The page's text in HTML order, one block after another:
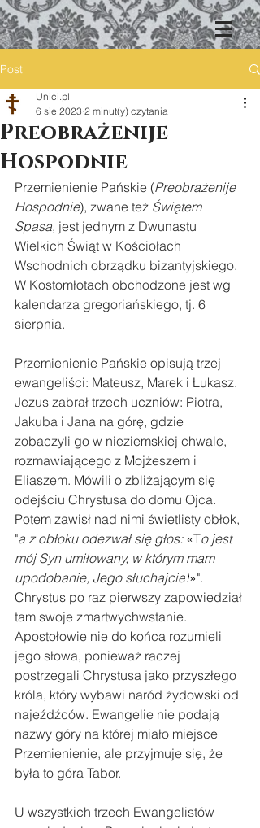
Post
Preobrażenije
Hospodnie
Unici.pl
6 sie 2023 2 minut(y) czytania
Przemienienie Pańskie (Preobrażenije
Hospodnie), zwane też Świętem
Spasa, jest jednym z Dwunastu
Wielkich Świąt w Kościołach
Wschodnich obrządku bizantyjskiego.
W Kostomłotach obchodzone jest wg
kalendarza gregoriańskiego, tj. 6
sierpnia.
Przemienienie Pańskie opisują trzej
ewangeliści: Mateusz, Marek i Łukasz.
Jezus zabrał trzech uczniów: Piotra,
Jakuba i Jana na górę, gdzie
zobaczyli go w nieziemskiej chwale,
rozmawiającego z Mojżeszem i
Eliaszem. Mówili o zbliżającym się
odejściu Chrystusa do domu Ojca.
Potem zawisł nad nimi świetlisty obłok,
"a z obłoku odezwał się głos: «To jest
mój Syn umiłowany, w którym mam
upodobanie, Jego słuchajcie!»".
Chrystus po raz pierwszy zapowiedział
tam swoje zmartwychwstanie.
Apostołowie nie do końca rozumieli
jego słowa, ponieważ raczej
postrzegali Chrystusa jako przyszłego
króla, który wybawi naród żydowski od
najeźdźców. Ewangelie nie podają
nazwy góry na której miało miejsce
Przemienienie, ale przyjmuje się, że
była to góra Tabor.
U wszystkich trzech Ewangelistów